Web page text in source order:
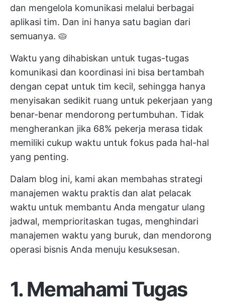
dan mengelola komunikasi melalui berbagai
aplikasi tim. Dan ini hanya satu bagian dari
semuanya. 🥧
Waktu yang dihabiskan untuk tugas-tugas
komunikasi dan koordinasi ini bisa bertambah
dengan cepat untuk tim kecil, sehingga hanya
menyisakan sedikit ruang untuk pekerjaan yang
benar-benar mendorong pertumbuhan. Tidak
mengherankan jika 68% pekerja merasa tidak
memiliki cukup waktu untuk fokus pada hal-hal
yang penting.
Dalam blog ini, kami akan membahas strategi
manajemen waktu praktis dan alat pelacak
waktu untuk membantu Anda mengatur ulang
jadwal, memprioritaskan tugas, menghindari
manajemen waktu yang buruk, dan mendorong
operasi bisnis Anda menuju kesuksesan.
1. Memahami Tugas